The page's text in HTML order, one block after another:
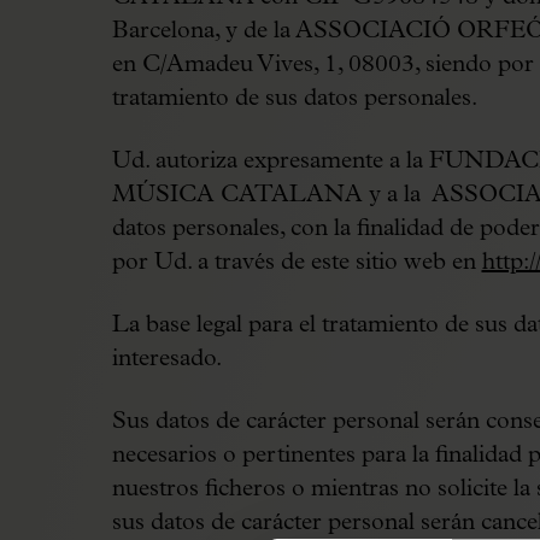
Barcelona, y de la ASSOCIACIÓ
en C/Amadeu Vives, 1, 08003, siendo
tratamiento de sus datos personales.
Ud. autoriza expresamente a la
MÚSICA CATALANA y a la
datos personales, con la finalidad de
por Ud. a través de este sitio web en
La base legal para el tratamiento de sus
interesado.
Sus datos de carácter personal serán
necesarios o pertinentes para la finalidad
nuestros ficheros o mientras no solicite
sus datos de carácter personal serán